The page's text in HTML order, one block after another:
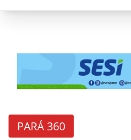
PARÁ 360